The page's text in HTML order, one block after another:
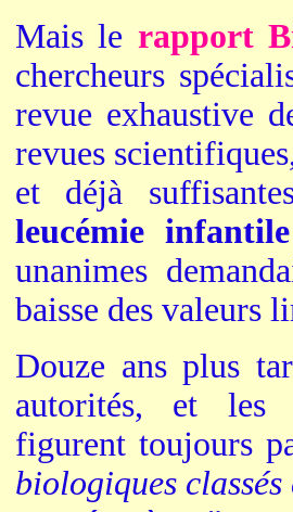
Mais le rapport
chercheurs
revue exhaustive
revues
et déjà
leucémie infantile
unanimes
baisse des valeurs
Douze ans plus
autorités, et les
figurent toujours
biologiques